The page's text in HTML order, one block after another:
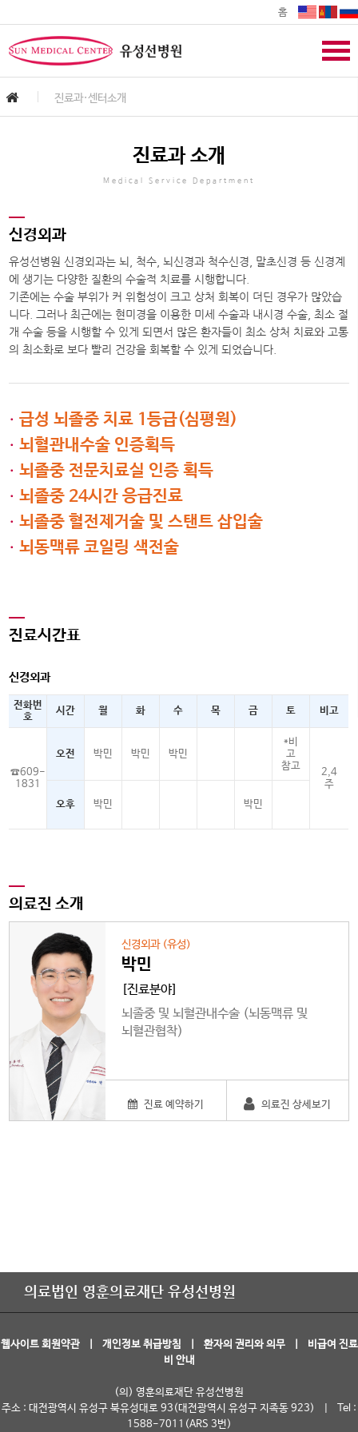
홈
진료과·센터소개
진료과 소개
Medical Service Department
신경외과
유성선병원 신경외과는 뇌, 척수, 뇌신경과 척수신경, 말초신경 등 신경계
에 생기는 다양한 질환의 수술적 치료를 시행합니다.
기존에는 수술 부위가 커 위험성이 크고 상처 회복이 더딘 경우가 많았습
니다. 그러나 최근에는 현미경을 이용한 미세 수술과 내시경 수술, 최소 절
개 수술 등을 시행할 수 있게 되면서 많은 환자들이 최소 상처 치료와 고통
의 최소화로 보다 빨리 건강을 회복할 수 있게 되었습니다.
· 급성 뇌졸중 치료 1등급(심평원)
· 뇌혈관내수술 인증획득
· 뇌졸중 전문치료실 인증 획득
· 뇌졸중 24시간 응급진료
· 뇌졸중 혈전제거술 및 스탠트 삽입술
· 뇌동맥류 코일링 색전술
진료시간표
신경외과
전화번
호
시간 월 화 수 목 금 토 비고
☎609-
1831
오전 박민 박민 박민
*비
고
참고
2,4
주
오후
박민 박민
의료진 소개
신경외과 (유성)
박민
[진료분야]
뇌졸중 및 뇌혈관내수술 (뇌동맥류 및
뇌혈관협착)
진료 예약하기 의료진 상세보기
의료법인 영훈의료재단 유성선병원
웹사이트 회원약관| 개인정보 취급방침 환자의 권리와 의무| 비급여 진료
비 안내
(의) 영훈의료재단 유성선병원
주소 : 대전광역시 유성구 북유성대로 93(대전광역시 유성구 지족동 923) | Tel :
1588-7011(ARS 3번)